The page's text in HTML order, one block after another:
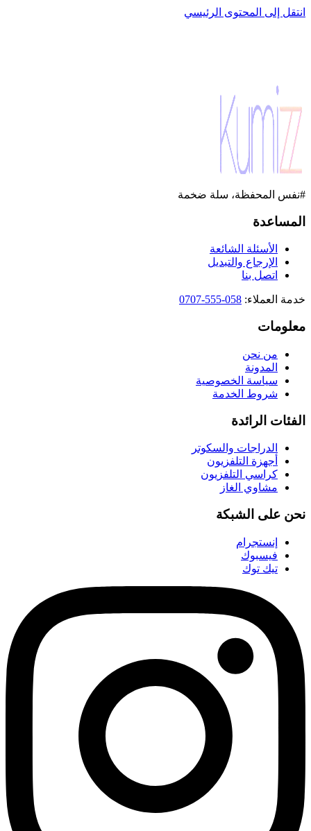
انتقل إلى المحتوى الرئيسي
#نفس المحفظة، سلة ضخمة
المساعدة
الأسئلة الشائعة
الإرجاع والتبديل
اتصل بنا
خدمة العملاء:
058-555-0707
معلومات
من نحن
المدونة
سياسة الخصوصية
شروط الخدمة
الفئات الرائدة
الدراجات والسكوتر
أجهزة التلفزيون
كراسي التلفزيون
مشاوي الغاز
نحن على الشبكة
إنستجرام
فيسبوك
تيك توك